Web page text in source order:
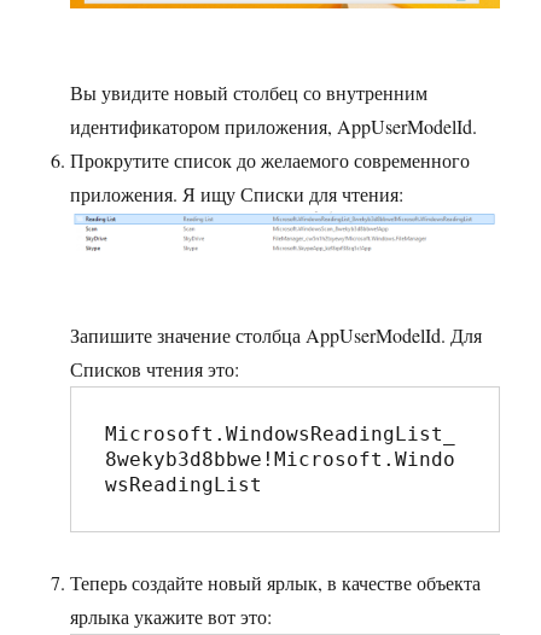
Вы увидите новый столбец со внутренним
идентификатором приложения, AppUserModelId.
Прокрутите список до желаемого современного
приложения. Я ищу Списки для чтения:
Запишите значение столбца AppUserModelId. Для
Списков чтения это:
Microsoft.WindowsReadingList_
8wekyb3d8bbwe!Microsoft.Windo
wsReadingList
Теперь создайте новый ярлык, в качестве объекта
ярлыка укажите вот это: